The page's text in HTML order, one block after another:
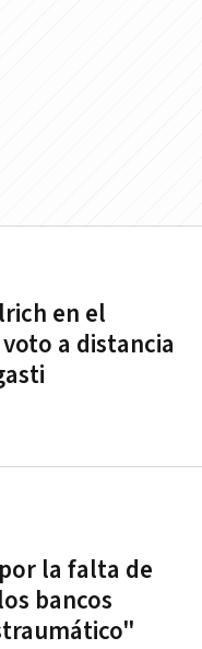
en el
a distancia
la falta de
bancos